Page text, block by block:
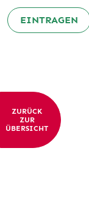
EINTRAGEN
ZURÜCK
ZUR
ÜBERSICHT